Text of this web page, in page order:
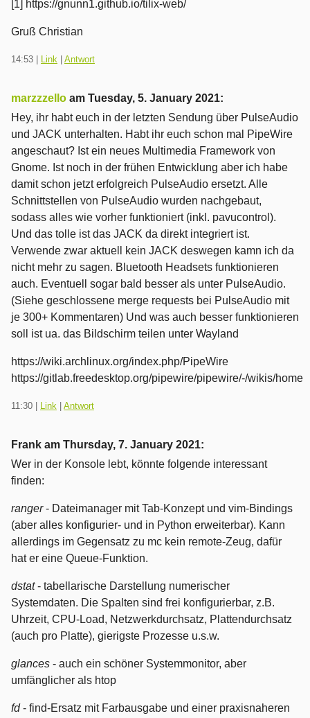
[1] https://gnunn1.github.io/tilix-web/
Gruß Christian
14:53 Link Antwort
marzzzello am Tuesday, 5. January 2021:
Hey, ihr habt euch in der letzten Sendung über PulseAudio
und JACK unterhalten. Habt ihr euch schon mal PipeWire
angeschaut? Ist ein neues Multimedia Framework von
Gnome. Ist noch in der frühen Entwicklung aber ich habe
damit schon jetzt erfolgreich PulseAudio ersetzt. Alle
Schnittstellen von PulseAudio wurden nachgebaut,
sodass alles wie vorher funktioniert (inkl. pavucontrol).
Und das tolle ist das JACK da direkt integriert ist.
Verwende zwar aktuell kein JACK deswegen kamn ich da
nicht mehr zu sagen. Bluetooth Headsets funktionieren
auch. Eventuell sogar bald besser als unter PulseAudio.
(Siehe geschlossene merge requests bei PulseAudio mit
je 300+ Kommentaren) Und was auch besser funktionieren
soll ist ua. das Bildschirm teilen unter Wayland
https://wiki.archlinux.org/index.php/PipeWire
https://gitlab.freedesktop.org/pipewire/pipewire/-/wikis/home
11:30 Link Antwort
Frank am Thursday, 7. January 2021:
Wer in der Konsole lebt, könnte folgende interessant
finden:
ranger- Dateimanager mit Tab-Konzept und vim-Bindings
(aber alles konfigurier- und in Python erweiterbar). Kann
allerdings im Gegensatz zu mc kein remote-Zeug, dafür
hat er eine Queue-Funktion.
dstat- tabellarische Darstellung numerischer
Systemdaten. Die Spalten sind frei konfigurierbar, z.B.
Uhrzeit, CPU-Load, Netzwerkdurchsatz, Plattendurchsatz
(auch pro Platte), gierigste Prozesse u.s.w.
glances - auch ein schöner Systemmonitor, aber
umfänglicher als htop
fd- find-Ersatz mit Farbausgabe und einer praxisnaheren